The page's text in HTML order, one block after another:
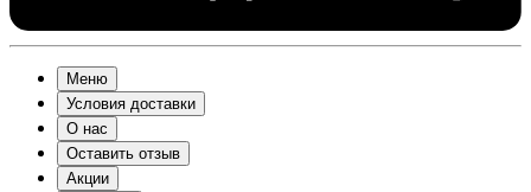
Меню
Условия доставки
О нас
Оставить отзыв
Акции